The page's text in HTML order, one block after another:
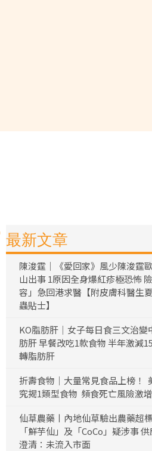
最新文章
陳浚霆｜《愛回家》風少陳浚霆
山出事 1原因全身爆紅疹極恐怖
容」急回港求醫【附皮膚科醫生
蟲貼士】
KO脂肪肝｜女子每日食三文治變
肪肝 早餐改吃1款食物 半年激減
轉脂肪肝
折壽食物｜大量常見食品上榜！
究揭1類型食物 頻食死亡風險激
仙草農藥丨內地仙草驗出農藥超
「鮮芋仙」及「CoCo」疑涉事
澄清：未流入市面